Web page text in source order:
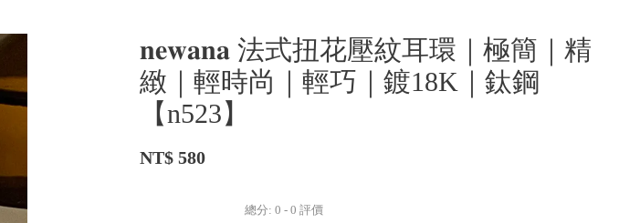
𝐧𝐞𝐰𝐚𝐧𝐚 法式扭花壓紋耳環｜極簡｜精
緻｜輕時尚｜輕巧｜鍍18K｜鈦鋼
【n523】
NT$ 580
總分:0 -0 評價